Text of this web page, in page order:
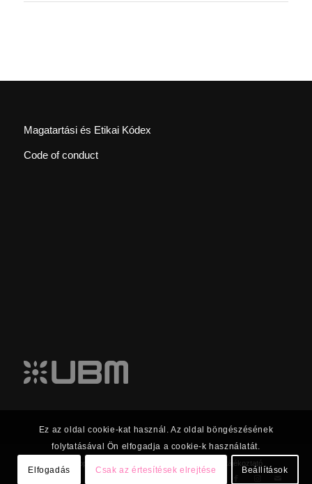
Magatartási és Etikai Kódex
Code of conduct
© 2023 UBM Csoport Befektetői kapcsolatok | Adatkezelési tájékoztató
Ez az oldal cookie-kat használ. Az oldal böngészésének
folytatásával Ön elfogadja a cookie-k használatát.
Elfogadás Csak az értesítések elrejtése Beállítások